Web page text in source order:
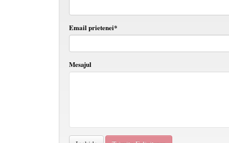
Email prietenei*
Mesajul